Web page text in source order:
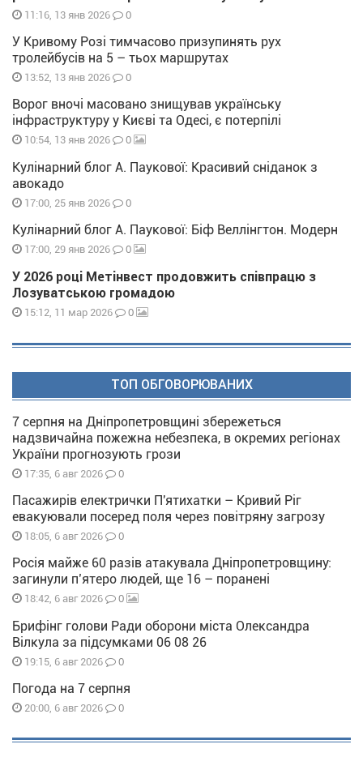
11:16, 13 янв 2026 0
У Кривому Розі тимчасово призупинять рух
тролейбусів на 5 – тьох маршрутах
13:52, 13 янв 2026 0
Ворог вночі масовано знищував українську
інфраструктуру у Києві та Одесі, є потерпілі
10:54, 13 янв 2026 0
Кулінарний блог А. Паукової: Красивий сніданок з
авокадо
17:00, 25 янв 2026 0
Кулінарний блог А. Паукової: Біф Веллінгтон. Модерн
17:00, 29 янв 2026 0
У 2026 році Метінвест продовжить співпрацю з
Лозуватською громадою
15:12, 11 мар 2026 0
ТОП ОБГОВОРЮВАНИХ
7 серпня на Дніпропетровщині збережеться
надзвичайна пожежна небезпека, в окремих регіонах
України прогнозують грози
17:35, 6 авг 2026 0
Пасажирів електрички П'ятихатки – Кривий Ріг
евакуювали посеред поля через повітряну загрозу
18:05, 6 авг 2026 0
Росія майже 60 разів атакувала Дніпропетровщину:
загинули п’ятеро людей, ще 16 – поранені
18:42, 6 авг 2026 0
Брифінг голови Ради оборони міста Олександра
Вілкула за підсумками 06 08 26
19:15, 6 авг 2026 0
Погода на 7 серпня
20:00, 6 авг 2026 0